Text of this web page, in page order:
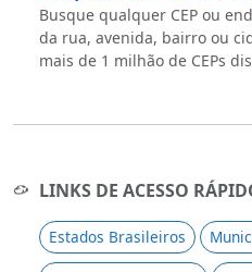
Busque qualquer CEP ou
da rua, avenida, bairro ou
mais de 1 milhão de CEPs
LINKS DE ACESSO
Estados Brasileiros